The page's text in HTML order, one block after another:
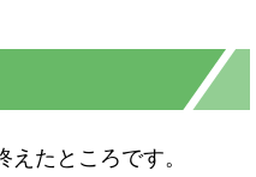
たところです。